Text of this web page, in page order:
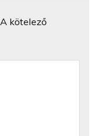
A kötelező